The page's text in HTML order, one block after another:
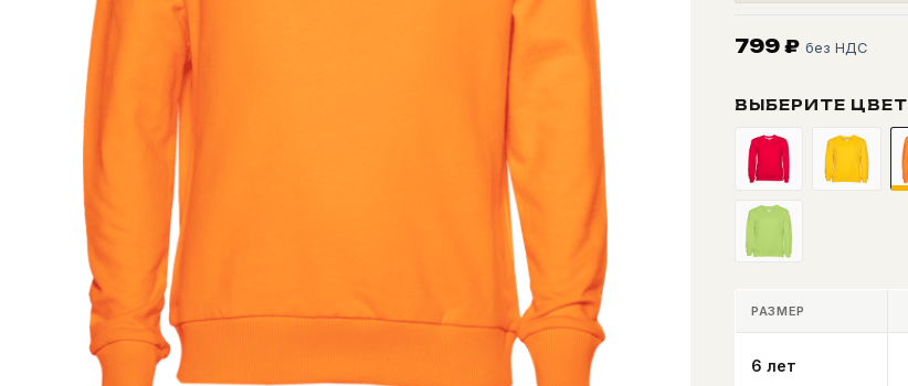
799 ₽ без НДС
ВЫБЕРИТЕ ЦВЕТ
РАЗМЕР
6 лет